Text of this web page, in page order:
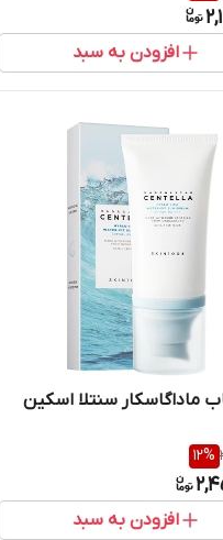
افزودن به سبد
ماداگاسکار سنتلا اسکین
12%
افزودن به سبد